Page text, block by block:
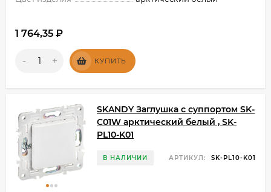
1 764,35 ₽
- + КУПИТЬ
SKANDY Заглушка с суппортом SK-
C01W арктический белый , SK-
PL10-K01
В НАЛИЧИИ АРТИКУЛ: SK-PL10-K01